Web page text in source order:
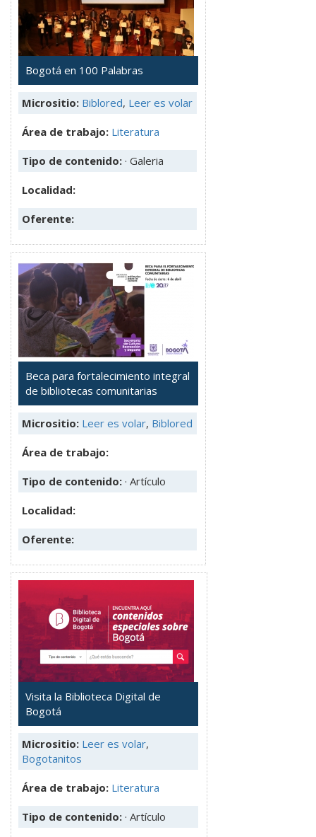
Bogotá en 100 Palabras
Micrositio: Biblored, Leer es volar
Área de trabajo: Literatura
Tipo de contenido: · Galeria
Localidad:
Oferente:
Beca para fortalecimiento integral
de bibliotecas comunitarias
Micrositio: Leer es volar, Biblored
Área de trabajo:
Tipo de contenido: · Artículo
Localidad:
Oferente:
Visita la Biblioteca Digital de
Bogotá
Micrositio: Leer es volar,
Bogotanitos
Área de trabajo: Literatura
Tipo de contenido: · Artículo